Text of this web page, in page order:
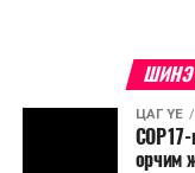
ЦАГ ҮЕ
орчим